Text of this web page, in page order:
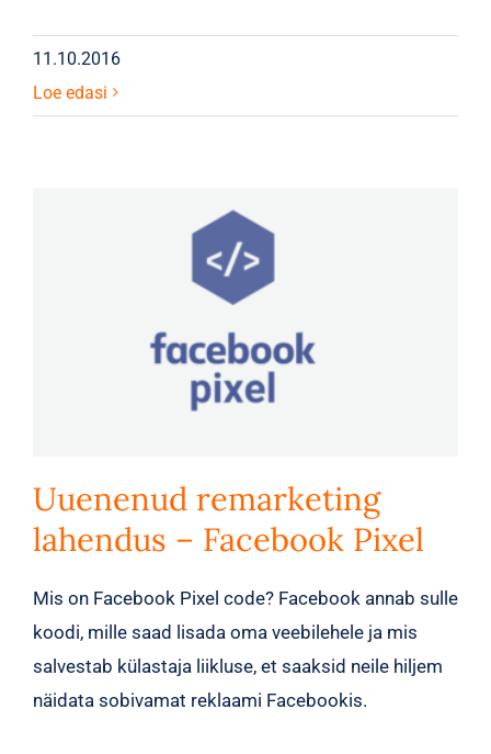
11.10.2016
Loe edasi
Uuenenud remarketing
lahendus – Facebook Pixel
Mis on Facebook Pixel code? Facebook annab sulle
koodi, mille saad lisada oma veebilehele ja mis
salvestab külastaja liikluse, et saaksid neile hiljem
näidata sobivamat reklaami Facebookis.